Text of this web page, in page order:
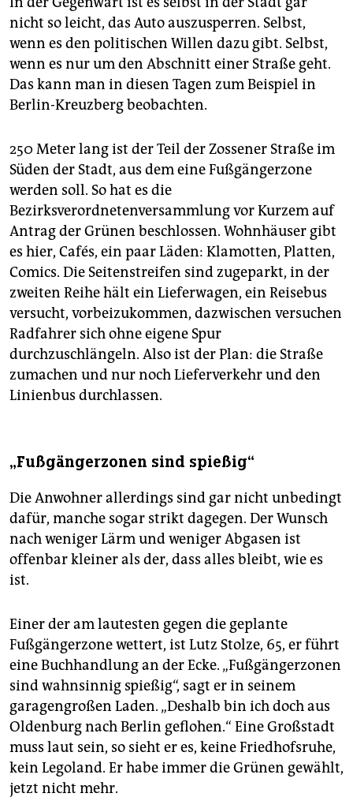
nicht so leicht, das Auto auszusperren. Selbst,
wenn es den politischen Willen dazu gibt. Selbst,
wenn es nur um den Abschnitt einer Straße geht.
Das kann man in diesen Tagen zum Beispiel in
Berlin-Kreuzberg beobachten.
250 Meter lang ist der Teil der Zossener Straße im
Süden der Stadt, aus dem eine Fußgängerzone
werden soll. So hat es die
Bezirksverordnetenversammlung vor Kurzem auf
Antrag der Grünen beschlossen. Wohnhäuser gibt
es hier, Cafés, ein paar Läden: Klamotten, Platten,
Comics. Die Seitenstreifen sind zugeparkt, in der
zweiten Reihe hält ein Lieferwagen, ein Reisebus
versucht, vorbeizukommen, dazwischen versuchen
Radfahrer sich ohne eigene Spur
durchzuschlängeln. Also ist der Plan: die Straße
zumachen und nur noch Lieferverkehr und den
Linienbus durchlassen.
„Fußgängerzonen sind spießig“
Die Anwohner allerdings sind gar nicht unbedingt
dafür, manche sogar strikt dagegen. Der Wunsch
nach weniger Lärm und weniger Abgasen ist
offenbar kleiner als der, dass alles bleibt, wie es
ist.
Einer der am lautesten gegen die geplante
Fußgängerzone wettert, ist Lutz Stolze, 65, er führt
eine Buchhandlung an der Ecke. „Fußgängerzonen
sind wahnsinnig spießig“, sagt er in seinem
garagengroßen Laden. „Deshalb bin ich doch aus
Oldenburg nach Berlin geflohen.“ Eine Großstadt
muss laut sein, so sieht er es, keine Friedhofsruhe,
kein Legoland. Er habe immer die Grünen gewählt,
jetzt nicht mehr.